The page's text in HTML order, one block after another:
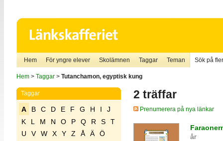
Hem För yngre elever Skolämnen Taggar Teman Sök på
Hem> Taggar> Tutanchamon, egyptisk kung
Taggar
A B C D E F G H I
J
K
L M N O P Q R S
T
U
V W X Y Z Å Ä
Ö
2 träffar
Prenumerera på nya länkar
år